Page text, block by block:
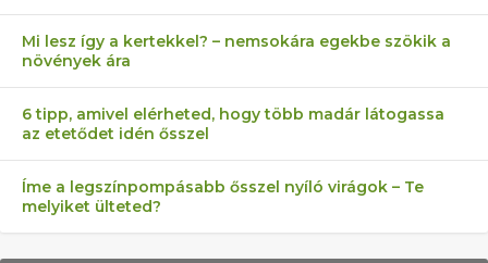
Mi lesz így a kertekkel? – nemsokára egekbe szökik a
növények ára
6 tipp, amivel elérheted, hogy több madár látogassa
az etetődet idén ősszel
Íme a legszínpompásabb ősszel nyíló virágok – Te
melyiket ülteted?